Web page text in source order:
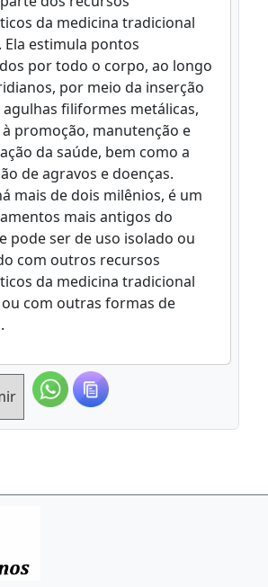
da medicina tradicional
Ela estimula pontos
por todo o corpo, ao longo
por meio da inserção
filiformes metálicas,
promoção, manutenção e
da saúde, bem como a
de agravos e doenças.
mais de dois milênios, é um
mais antigos do
pode ser de uso isolado ou
com outros recursos
da medicina tradicional
com outras formas de